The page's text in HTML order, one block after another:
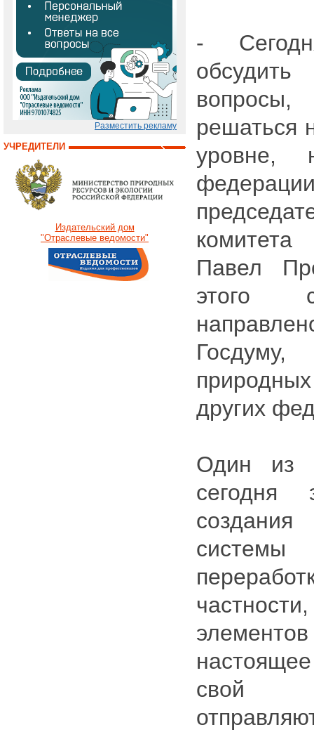
Разместить рекламу
УЧРЕДИТЕЛИ
Издательский дом
"Отраслевые ведомости"
-
решаться
Павел
этого
других
Один из
сегодня
свой